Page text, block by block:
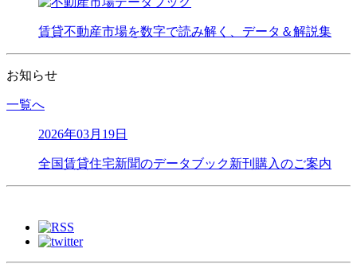
賃貸不動産市場を数字で読み解く、データ＆解説集
お知らせ
一覧へ
2026年03月19日
全国賃貸住宅新聞のデータブック新刊購入のご案内